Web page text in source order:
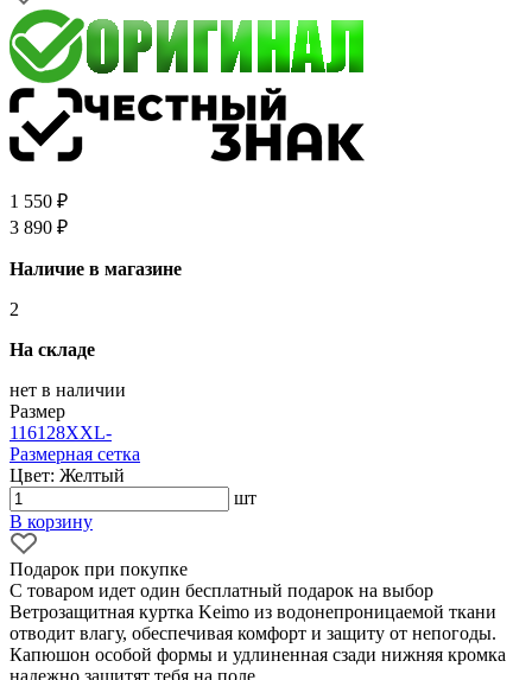
1 550 ₽
3 890 ₽
Наличие в магазине
2
На складе
нет в наличии
Размер
116128XXL-
Размерная сетка
Цвет: Желтый
шт
В корзину
Подарок при покупке
С товаром идет один бесплатный подарок на выбор
Ветрозащитная куртка Keimo из водонепроницаемой ткани
отводит влагу, обеспечивая комфорт и защиту от непогоды.
Капюшон особой формы и удлиненная сзади нижняя кромка
надежно защитят тебя на поле.